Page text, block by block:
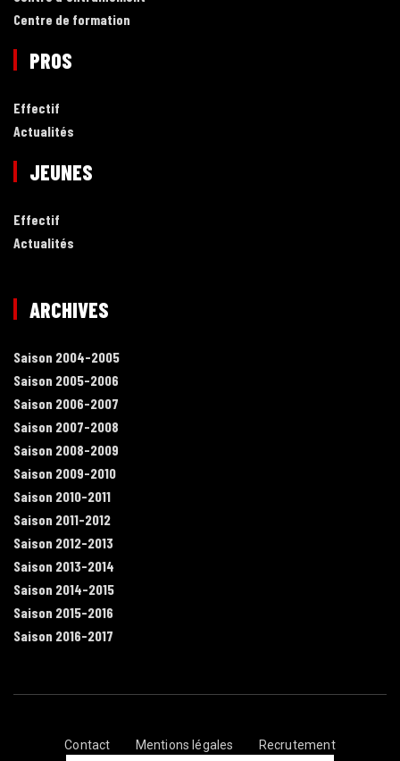
Centre de formation
PROS
Effectif
Actualités
JEUNES
Effectif
Actualités
ARCHIVES
Saison 2004-2005
Saison 2005-2006
Saison 2006-2007
Saison 2007-2008
Saison 2008-2009
Saison 2009-2010
Saison 2010-2011
Saison 2011-2012
Saison 2012-2013
Saison 2013-2014
Saison 2014-2015
Saison 2015-2016
Saison 2016-2017
Contact Mentions légales Recrutement